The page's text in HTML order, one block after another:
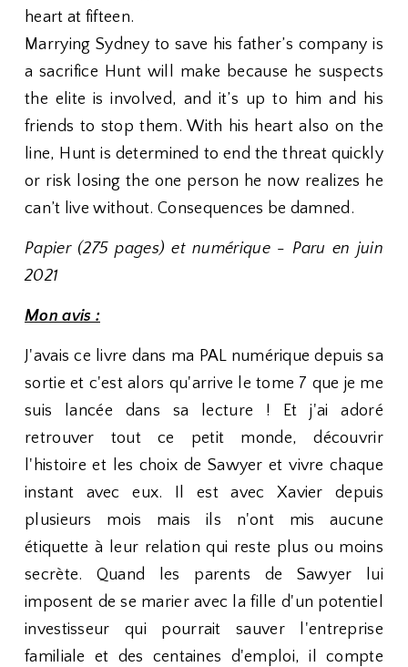
heart at fifteen.
Marrying Sydney to save his father’s company is
a sacrifice Hunt will make because he suspects
the elite is involved, and it’s up to him and his
friends to stop them. With his heart also on the
line, Hunt is determined to end the threat quickly
or risk losing the one person he now realizes he
can’t live without. Consequences be damned.
Papier (275 pages) et numérique - Paru en juin
2021
Mon avis :
J'avais ce livre dans ma PAL numérique depuis sa
sortie et c'est alors qu'arrive le tome 7 que je me
suis lancée dans sa lecture ! Et j'ai adoré
retrouver tout ce petit monde, découvrir
l'histoire et les choix de Sawyer et vivre chaque
instant avec eux. Il est avec Xavier depuis
plusieurs mois mais ils n'ont mis aucune
étiquette à leur relation qui reste plus ou moins
secrète. Quand les parents de Sawyer lui
imposent de se marier avec la fille d'un potentiel
investisseur qui pourrait sauver l'entreprise
familiale et des centaines d'emploi, il compte